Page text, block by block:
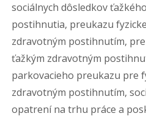
sociálnych dôsledkov
postihnutia, preukazu
zdravotným postihnutím,
ťažkým zdravotným
parkovacieho preukazu pre
zdravotným postihnutím,
opatrení na trhu práce a